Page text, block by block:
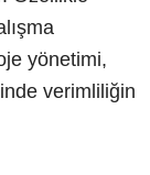
yönetimi,
verimliliğin